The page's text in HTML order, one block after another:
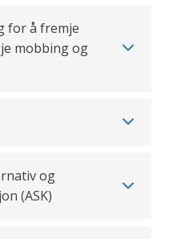
for å fremje
mobbing og
og
(ASK)